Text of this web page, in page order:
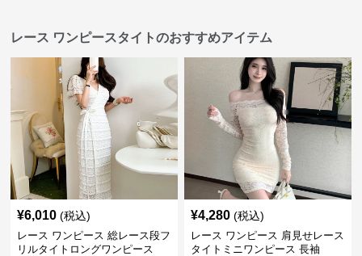
レース ワンピースタイトのおすすめアイテム
¥6,010 (税込)
レース ワンピース 総レース段フ
リルタイトロングワンピース
¥4,280 (税込)
レース ワンピース 肩見せレース
タイトミニワンピース 長袖